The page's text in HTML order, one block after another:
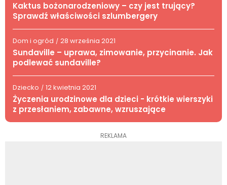
Kaktus bożonarodzeniowy – czy jest trujący?
Sprawdź właściwości szlumbergery
Dom i ogród / 28 września 2021
Sundaville – uprawa, zimowanie, przycinanie. Jak
podlewać sundaville?
Dziecko / 12 kwietnia 2021
Życzenia urodzinowe dla dzieci - krótkie wierszyki
z przesłaniem, zabawne, wzruszające
REKLAMA